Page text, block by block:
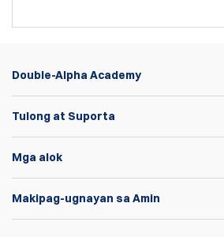
Double-Alpha Academy
Tulong at Suporta
Mga alok
Makipag-ugnayan sa Amin